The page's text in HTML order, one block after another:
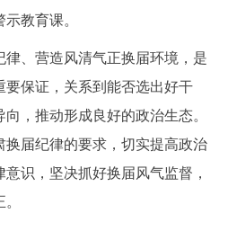
利企服务
阳光政务
我要咨询 我要建议
教育课。
、营造风清气正换届环境，是
保证，关系到能否选出好干
，推动形成良好的政治生态。
届纪律的要求，切实提高政治
识，坚决抓好换届风气监督，